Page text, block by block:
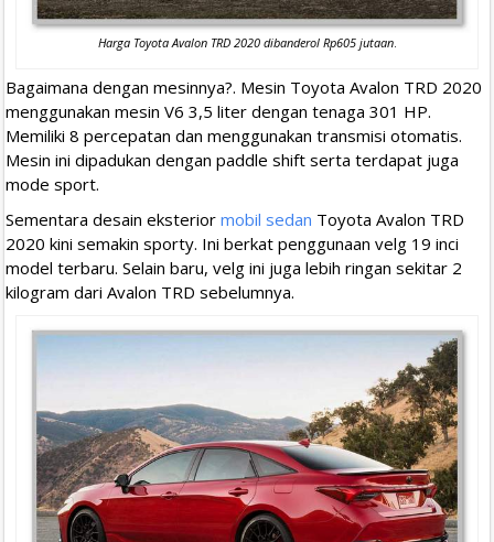
Harga Toyota Avalon TRD 2020 dibanderol Rp605 jutaan.
Bagaimana dengan mesinnya?. Mesin Toyota Avalon TRD 2020
menggunakan mesin V6 3,5 liter dengan tenaga 301 HP.
Memiliki 8 percepatan dan menggunakan transmisi otomatis.
Mesin ini dipadukan dengan paddle shift serta terdapat juga
mode sport.
Sementara desain eksterior mobil sedan Toyota Avalon TRD
2020 kini semakin sporty. Ini berkat penggunaan velg 19 inci
model terbaru. Selain baru, velg ini juga lebih ringan sekitar 2
kilogram dari Avalon TRD sebelumnya.